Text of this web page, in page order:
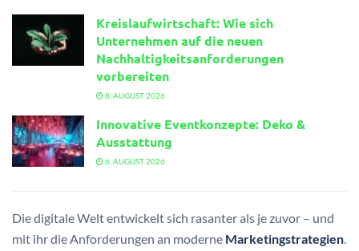
Kreislaufwirtschaft: Wie sich
Unternehmen auf die neuen
Nachhaltigkeitsanforderungen
vorbereiten
8. AUGUST 2026
Innovative Eventkonzepte: Deko &
Ausstattung
6. AUGUST 2026
Die digitale Welt entwickelt sich rasanter als je zuvor – und
mit ihr die Anforderungen an moderne Marketingstrategien.